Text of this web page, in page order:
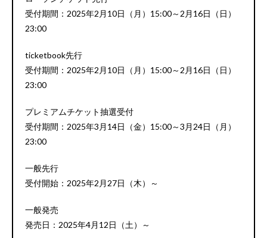
受付期間：2025年2月10日（月）15:00～2月16日（日）
23:00
ticketbook先行
受付期間：2025年2月10日（月）15:00～2月16日（日）
23:00
プレミアムチケット抽選受付
受付期間：2025年3月14日（金）15:00～3月24日（月）
23:00
一般先行
受付開始：2025年2月27日（木）～
一般発売
発売日：2025年4月12日（土）～